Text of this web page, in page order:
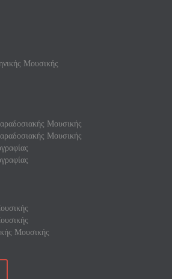
Μουσικής
Μουσικής
Μουσικής
Μουσικής